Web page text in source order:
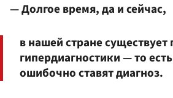
— Долгое время, да и сейчас,
в нашей стране
гипердиагностики — то
ошибочно ставят диагноз.